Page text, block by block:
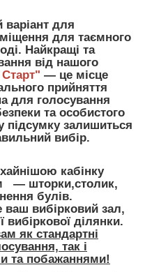
для
для таємного
Найкращі та
від нашого
— це місце
прийняття
для голосування
та особистого
підсумку залишиться
вибір.
кабінку
— шторки,столик,
булів.
вибірковий зал,
вибіркової ділянки.
як стандартні
так і
та побажаннями!